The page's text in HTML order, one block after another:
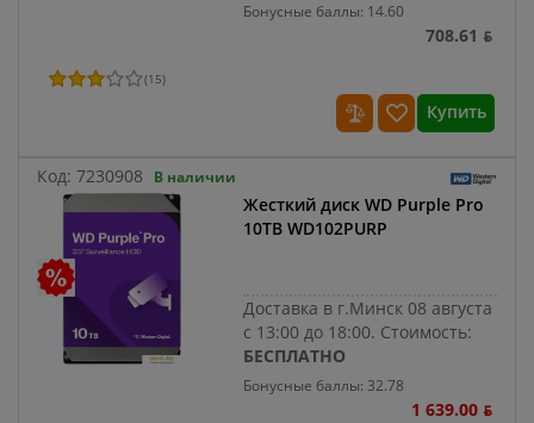
Бонусные баллы: 14.60
708.61 ƃ
(15)
Купить
Код: 7230908 В наличии
Жесткий диск WD Purple Pro
10TB WD102PURP
Доставка в г.Минск 08 августа
с 13:00 до 18:00. Стоимость:
БЕСПЛАТНО
Бонусные баллы: 32.78
1 639.00 ƃ